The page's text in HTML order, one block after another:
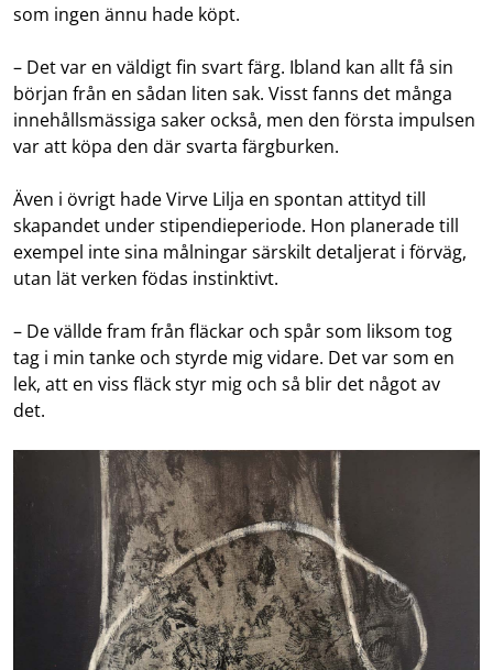
som ingen ännu hade köpt.
– Det var en väldigt fin svart färg. Ibland kan allt få sin
början från en sådan liten sak. Visst fanns det många
innehållsmässiga saker också, men den första impulsen
var att köpa den där svarta färgburken.
Även i övrigt hade Virve Lilja en spontan attityd till
skapandet under stipendieperiode. Hon planerade till
exempel inte sina målningar särskilt detaljerat i förväg,
utan lät verken födas instinktivt.
– De vällde fram från fläckar och spår som liksom tog
tag i min tanke och styrde mig vidare. Det var som en
lek, att en viss fläck styr mig och så blir det något av
det.